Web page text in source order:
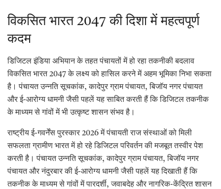
विकसित भारत 2047 की दिशा में महत्वपूर्ण
कदम
डिजिटल इंडिया अभियान के तहत पंचायतों में हो रहा तकनीकी बदलाव
विकसित भारत 2047 के लक्ष्य को हासिल करने में अहम भूमिका निभा सकता
है। पंचायत उन्नति सूचकांक, कादेपुर ग्राम पंचायत, बिजॉय नगर पंचायत
और ई-आरोग्य धामनी जैसी पहलें यह साबित करती हैं कि डिजिटल तकनीक
के माध्यम से गांवों में भी उत्कृष्ट शासन संभव है।
राष्ट्रीय ई-गवर्नेंस पुरस्कार 2026 में पंचायती राज संस्थाओं को मिली
सफलता ग्रामीण भारत में हो रहे डिजिटल परिवर्तन की मजबूत तस्वीर पेश
करती है। पंचायत उन्नति सूचकांक, कादेपुर ग्राम पंचायत, बिजॉय नगर
पंचायत और नंदुरबार की ई-आरोग्य धामनी जैसी पहलें यह दिखाती हैं कि
तकनीक के माध्यम से गांवों में पारदर्शी, जवाबदेह और नागरिक-केंद्रित शासन